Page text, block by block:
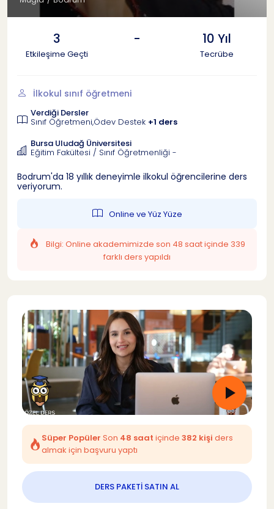
3
Etkileşime Geçti
- 10 Yıl
Tecrübe
İlkokul sınıf öğretmeni
Verdiği Dersler
Sınıf Öğretmeni,Ödev Destek +1 ders
Bursa Uludağ Üniversitesi
Eğitim Fakültesi / Sınıf Öğretmenliği -
Bodrum'da 18 yıllık deneyimle ilkokul öğrencilerine ders
veriyorum.
Online ve Yüz Yüze
Bilgi: Online akademimizde son 48 saat içinde 339
farklı ders yapıldı
Süper Popüler Son 48 saat içinde 382 kişi ders
almak için başvuru yaptı
DERS PAKETİ SATIN AL